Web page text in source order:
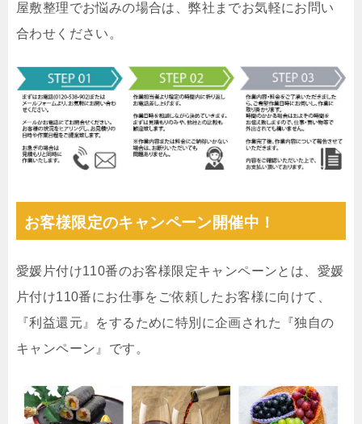
屋敷整理でお悩みの場合は、弊社までお気軽にお問い
合わせください。
お客様限定のキャンペーン開催中！
愛媛片付け110番のお客様限定キャンペーンとは、愛媛
片付け110番にお仕事をご依頼したお客様に向けて、
『利益還元』をするために特別に企画された『独自の
キャンペーン』です。